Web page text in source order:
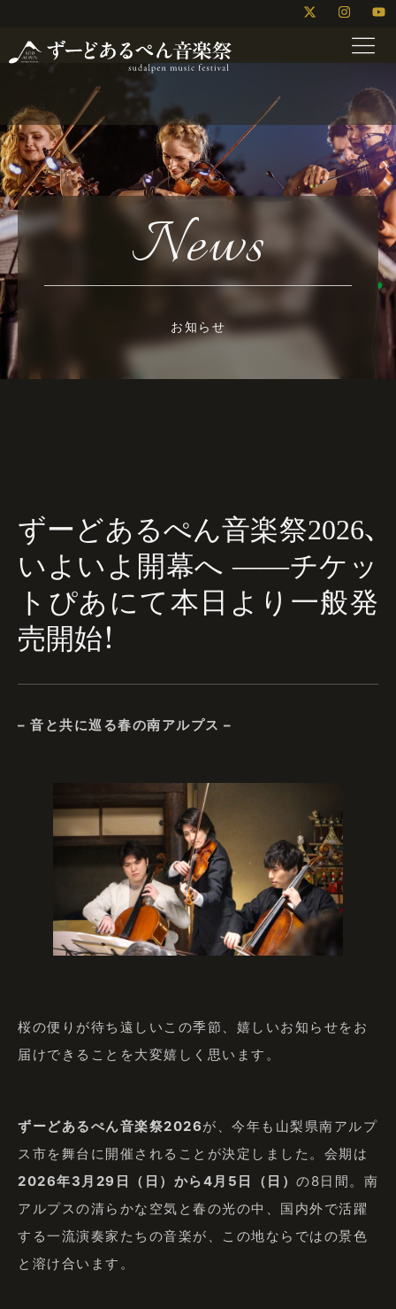
News
お知らせ
ずーどあるぺん音楽祭2026、
いよいよ開幕へ ——チケッ
トぴあにて本日より一般発
売開始！
– 音と共に巡る春の南アルプス –
桜の便りが待ち遠しいこの季節、嬉しいお知らせをお
届けできることを大変嬉しく思います。
ずーどあるぺん音楽祭2026が、今年も山梨県南アルプ
ス市を舞台に開催されることが決定しました。会期は
2026年3月29日（日）から4月5日（日） の8日間。南
アルプスの清らかな空気と春の光の中、国内外で活躍
する一流演奏家たちの音楽が、この地ならではの景色
と溶け合います。